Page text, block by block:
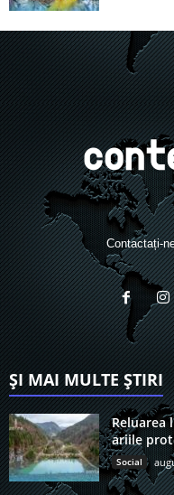
Contactați-
ȘI MAI MULTE ȘTIRI
Reluarea
ariile
Social